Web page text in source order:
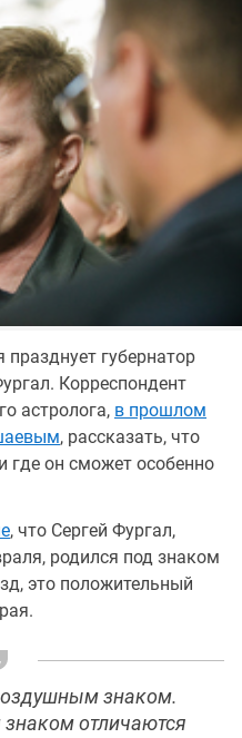
губернатор
Корреспондент
астролога, в прошлом
, рассказать, что
где он сможет особенно
, что Сергей Фургал,
родился под знаком
это положительный
знаком.
отличаются